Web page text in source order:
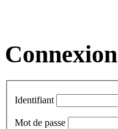
Connexion
Identifiant
Mot de passe